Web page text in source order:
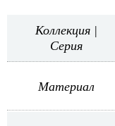
Коллекция |
Серия
Материал